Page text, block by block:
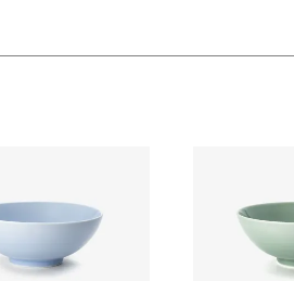
食卓小物
テリア ボンボニエ
シンプル